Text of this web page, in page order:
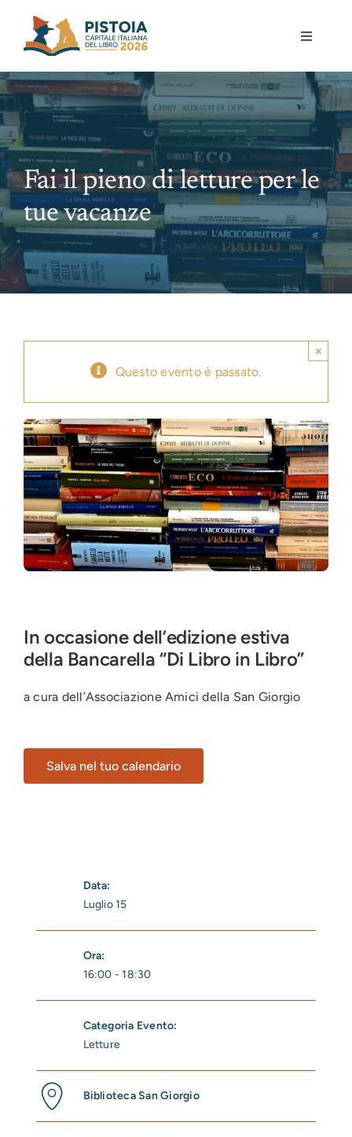
content
Toggle
Pistoia per la lettura
Eventi
Mostre
Governance
Partecipa
News
Login
Fai il pieno di letture per le
tue vacanze
Questo evento è passato.
×
In occasione dell’edizione estiva
della Bancarella “Di Libro in Libro”
a cura dell’Associazione Amici della San Giorgio
Salva nel tuo calendario
Data:
Luglio 15
Ora:
16:00 - 18:30
Categoria Evento:
Letture
Biblioteca San Giorgio